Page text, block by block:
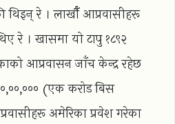
थिइन् रे । लाखौँ आप्रवासीहरू
रे । खासमा यो टापु १८९२
आप्रवासन जाँच केन्द्र रहेछ
(एक करोड बिस
अमेरिका प्रवेश गरेका